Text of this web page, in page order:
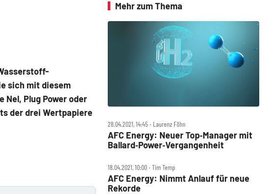
sich mit diesem
Plug Power oder
der drei Wertpapiere
Mehr zum Thema
28.04.2021, 14:45 ‧ Laurenz Föhn
AFC Energy: Neuer Top‑Manager mit
Ballard‑Power‑Vergangenheit
18.04.2021, 10:00 ‧ Tim Temp
AFC Energy: Nimmt Anlauf für neue
Rekorde